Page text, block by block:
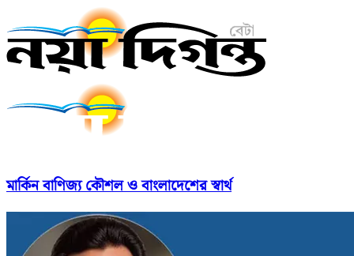
মার্কিন বাণিজ্য কৌশল ও বাংলাদেশের স্বার্থ